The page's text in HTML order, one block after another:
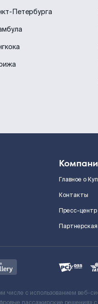
Петербурга
Главное о
Контакты
Пресс-центр
числе с использованием